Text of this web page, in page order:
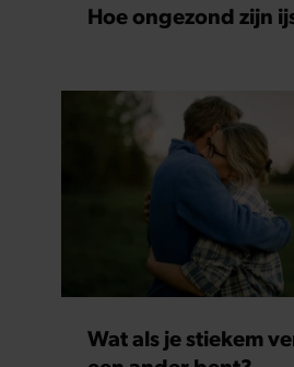
Hoe ongezond zijn
Wat als je stiekem